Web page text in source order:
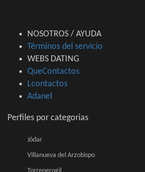
NOSOTROS / AYUDA
Términos del servicio
WEBS DATING
QueContactos
Lcontactos
Adanel
Perfiles por categorias
Jódar
Villanueva del Arzobispo